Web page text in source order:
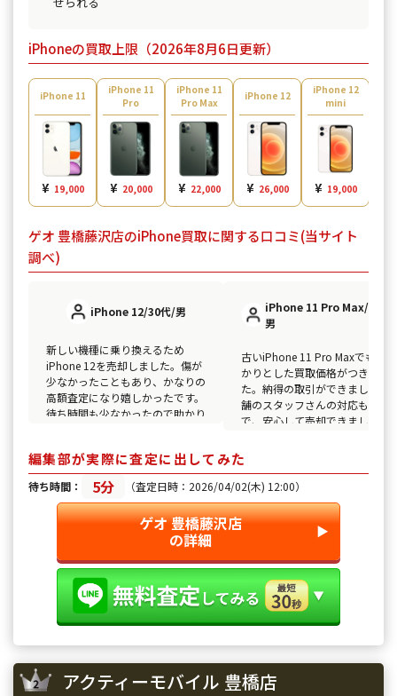
iPhoneの買取上限（2026年8月6日更新）
iPhone 11
¥ 19,000
iPhone 11
Pro
¥ 20,000
iPhone 11
Pro Max
¥ 22,000
iPhone 12
¥ 26,000
iPhone 12
mini
¥ 19,000
ゲオ 豊橋藤沢店のiPhone買取に関する口コミ(当サイト
調べ)
iPhone 12/30代/男
新しい機種に乗り換えるため
iPhone 12を売却しました。傷が
少なかったこともあり、かなりの
高額査定になり嬉しかったです。
待ち時間も少なかったので助かり
iPhone 11 Pro Max/60代/
男
古いiPhone 11 Pro Maxでもしっ
かりとした買取価格がつきまし
た。納得の取引ができました。
舗のスタッフさんの対応も丁寧
で、安心して売却できました。
編集部が実際に査定に出してみた
待ち時間： 5分 （査定日時：2026/04/02(木) 12:00）
ゲオ 豊橋藤沢店
の詳細 ▶︎
アクティーモバイル 豊橋店